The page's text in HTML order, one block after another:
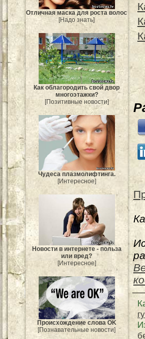
Отличная маска для роста волос
[Надо знать]
Как облагородить свой двор
многоэтажки?
[Позитивные новости]
Чудеса плазмолифтинга.
[Интересное]
Новости в интернете - польза
или вред?
[Интересное]
Происхождение слова OK
[Познавательные новости]